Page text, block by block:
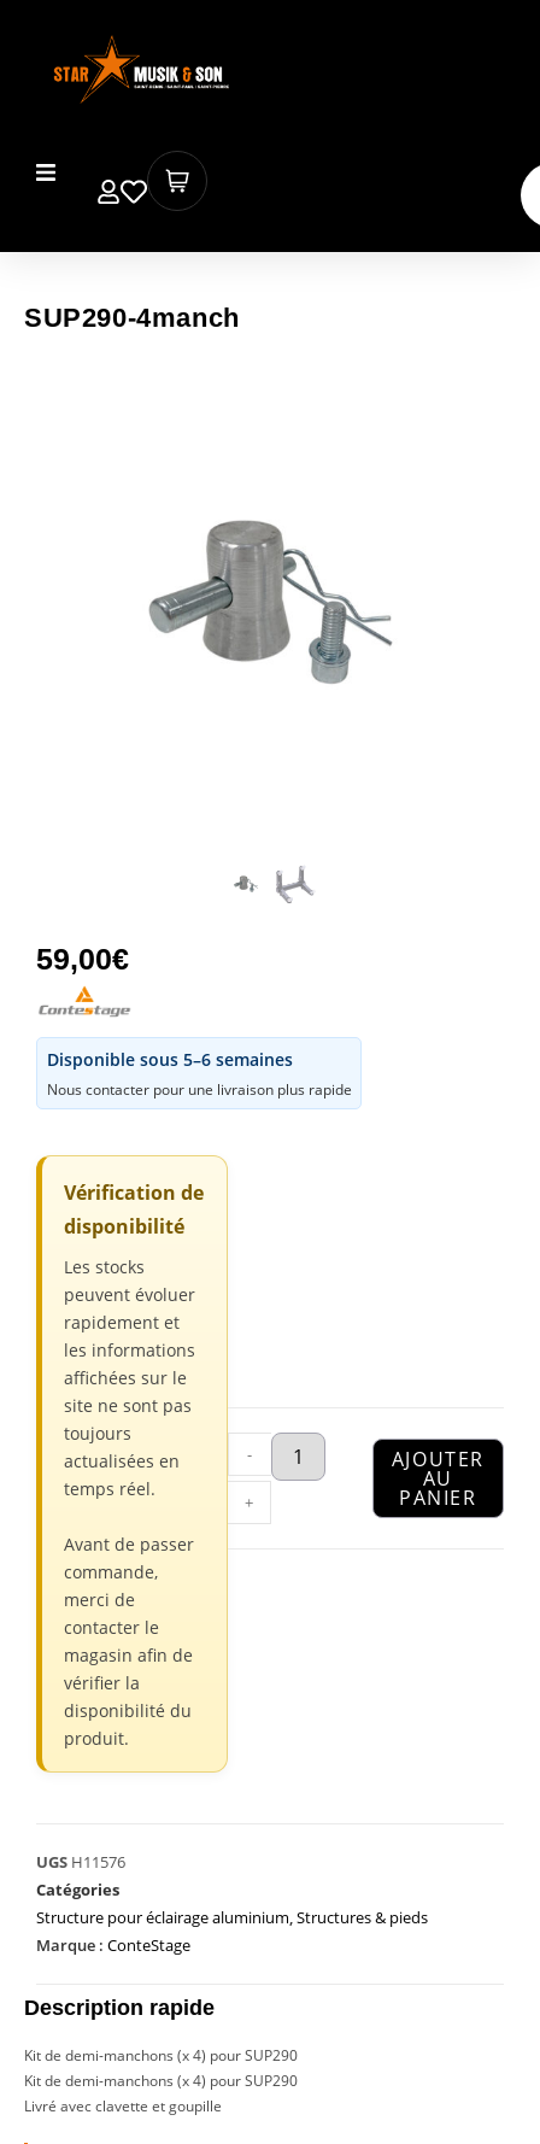
SUP290-4manch
59,00€
Disponible sous 5–6 semaines
Nous contacter pour une livraison plus rapide
Vérification de
disponibilité
Les stocks
peuvent évoluer
rapidement et
les informations
affichées sur le
site ne sont pas
toujours
actualisées en
temps réel.
Avant de passer
commande,
merci de
contacter le
magasin afin de
vérifier la
disponibilité du
produit.
-
+
AJOUTER
AU
PANIER
UGS H11576
Catégories
Structure pour éclairage aluminium,Structures & pieds
Marque : ConteStage
Description rapide
Kit de demi-manchons (x 4) pour SUP290
Kit de demi-manchons (x 4) pour SUP290
Livré avec clavette et goupille